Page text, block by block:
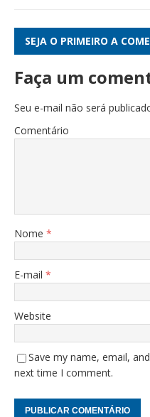
SEJA O PRIMEIRO A
Faça um
Seu e-mail não será
Comentário
Nome *
E-mail *
Website
Save my name, email,
next time I comment.